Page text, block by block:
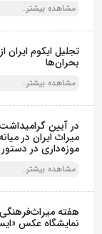
مشاهده بیشتر..
تجلیل ایکوم ایران
بحران‌ها
مشاهده بیشتر..
در آیین
میراث ایران در
موزه‌داری در دستور
مشاهده بیشتر..
هفته میراث‌فرهنگی
نمایشگاه عکس